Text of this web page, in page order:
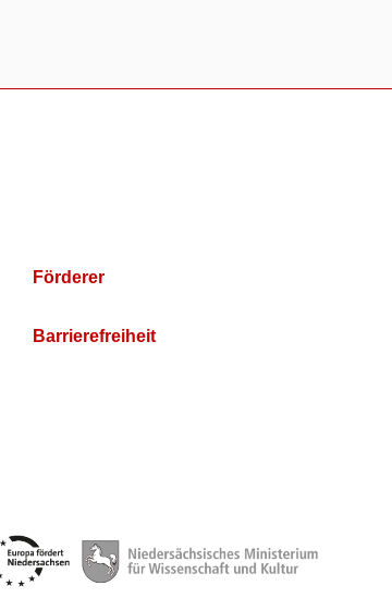
Förderer
Barrierefreiheit